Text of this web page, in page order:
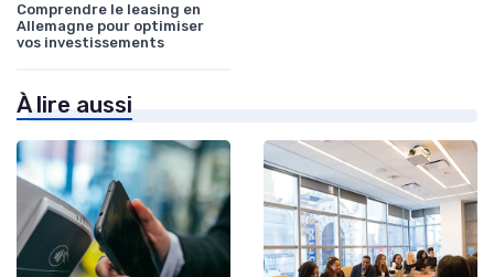
Comprendre le leasing en
Allemagne pour optimiser
vos investissements
À lire aussi